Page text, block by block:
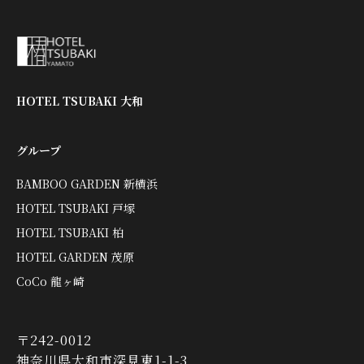
HOTEL TSUBAKI 大和
グループ
BAMBOO GARDEN 新横浜
HOTEL TSUBAKI 戸塚
HOTEL TSUBAKI 柏
HOTEL GARDEN 茂原
CoCo 龍ヶ崎
〒242-0012